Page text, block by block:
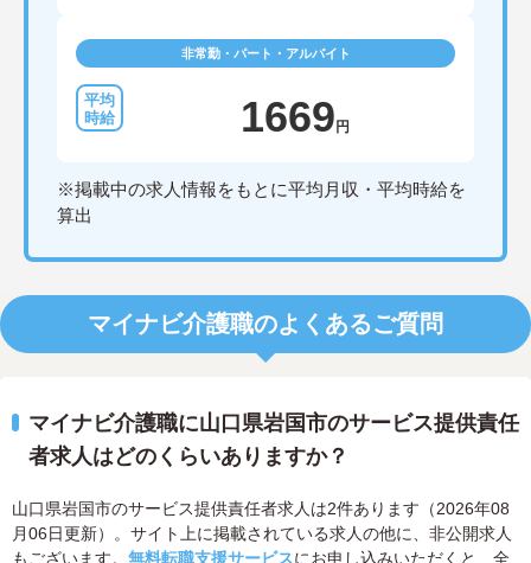
非常勤・パート・アルバイト
1669 円
※掲載中の求人情報をもとに平均月収・平均時給を
算出
マイナビ介護職のよくあるご質問
マイナビ介護職に山口県岩国市のサービス提供責任
者求人はどのくらいありますか？
山口県岩国市のサービス提供責任者求人は2件あります（2026年08
月06日更新）。サイト上に掲載されている求人の他に、非公開求人
もございます。 無料転職支援サービスにお申し込みいただくと、全